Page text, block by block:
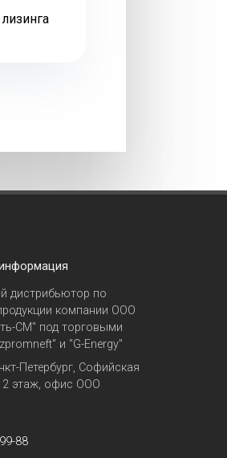
дистрибьютор по
компании ООО
СМ" под торговыми
и "G-Energy"
Петербург, Софийская
2 этаж, офис ООО
88